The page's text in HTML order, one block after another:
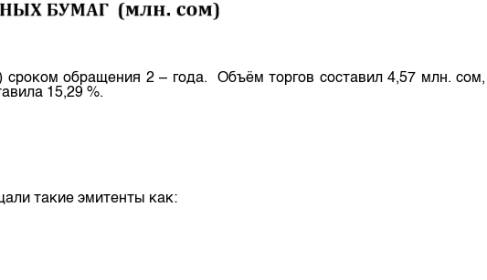
обращения 2 – года. Объём торгов составил 4,57 млн. сом,
15,29 %.
такие эмитенты как: